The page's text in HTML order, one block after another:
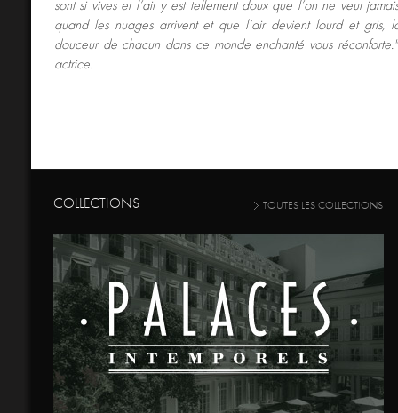
sont si vives et l’air y est tellement doux que l’on ne veut
quand les nuages arrivent et que l’air devient lourd et gris,
douceur de chacun dans ce monde enchanté vous
actrice.
COLLECTIONS TOUTES LES COLLECTIONS